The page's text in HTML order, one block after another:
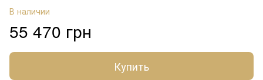
В наличии
55 470 грн
Купить